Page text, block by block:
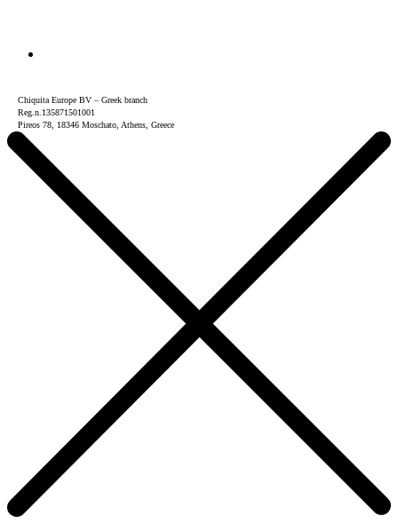
Chiquita Europe BV – Greek branch
Reg.n.135871501001
Pireos 78, 18346 Moschato, Athens, Greece